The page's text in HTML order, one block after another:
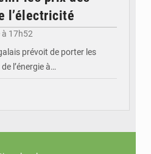
l’électricité
à 17h52
prévoit de porter les
l’énergie à…